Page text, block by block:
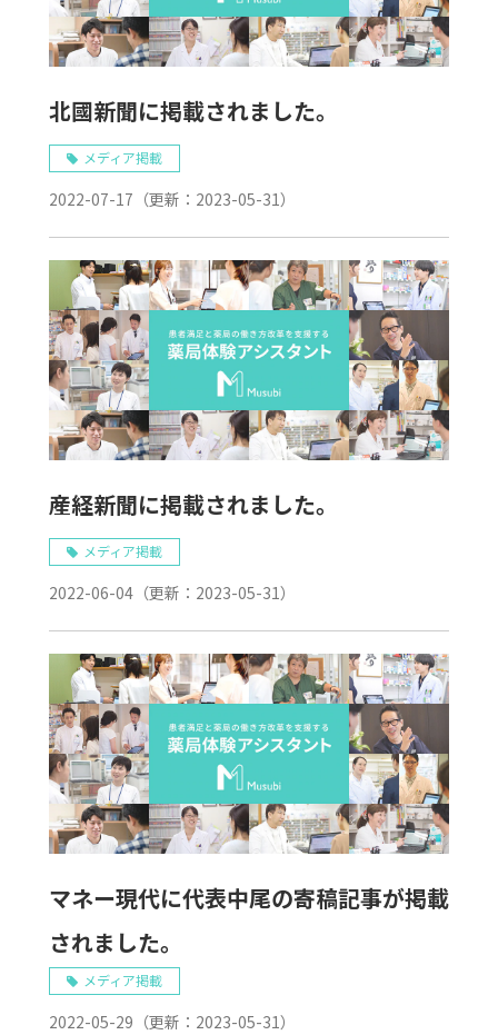
北國新聞に掲載されました。
メディア掲載
2022-07-17 （更新： 2023-05-31）
産経新聞に掲載されました。
メディア掲載
2022-06-04（更新： 2023-05-31）
マネー現代に代表中尾の寄稿記事が掲載
されました。
メディア掲載
2022-05-29 （更新： 2023-05-31）